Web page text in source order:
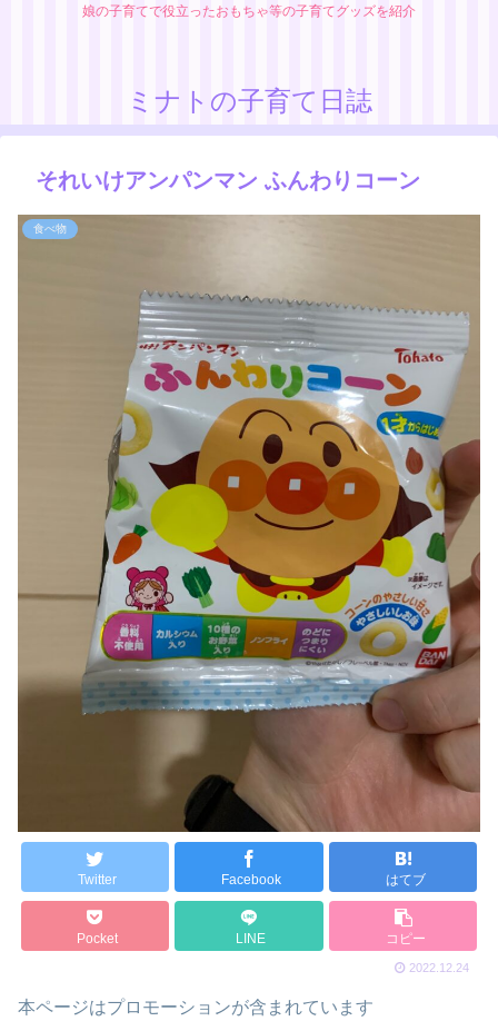
娘の子育てで役立ったおもちゃ等の子育てグッズを紹介
ミナトの子育て日誌
それいけアンパンマン ふんわりコーン
食べ物
Twitter Facebook はてブ
Pocket LINE コピー
2022.12.24
本ページはプロモーションが含まれています